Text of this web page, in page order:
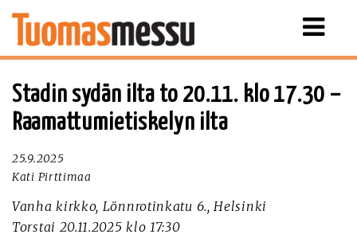
Näytä
Stadin sydän ilta to 20.11. klo 17.30 –
Raamattumietiskelyn ilta
25.9.2025
Kati Pirttimaa
Vanha kirkko, Lönnrotinkatu 6., Helsinki
Torstai 20.11.2025 klo 17:30